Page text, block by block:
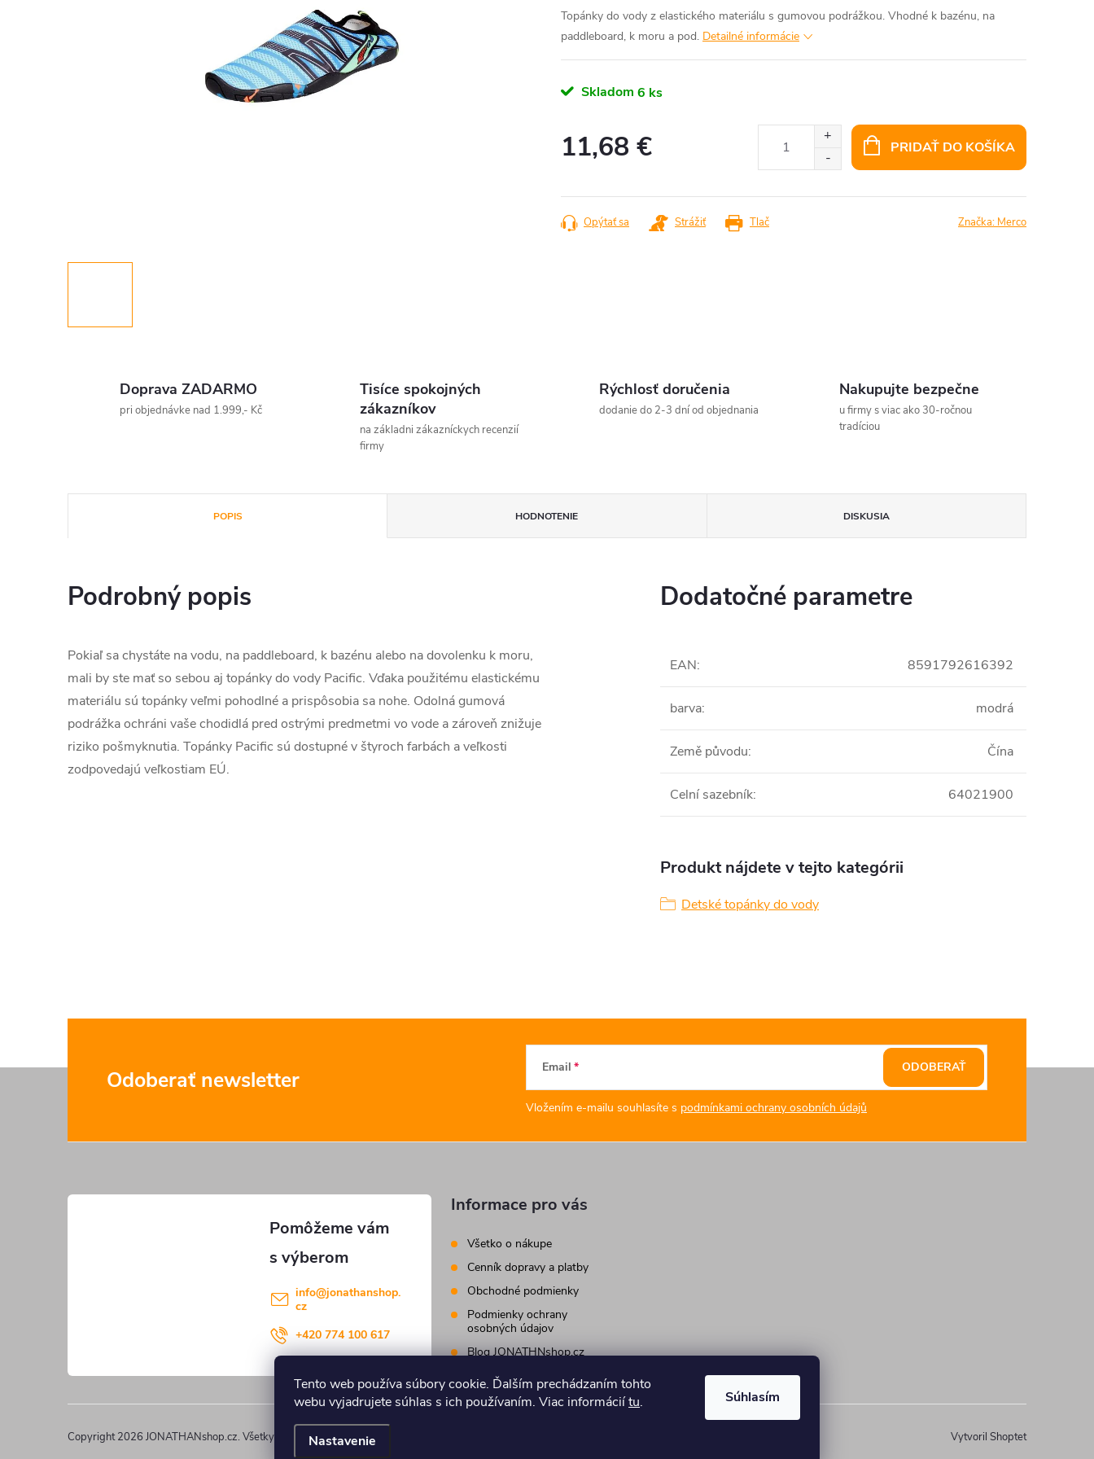
Tento web používa súbory cookie. Ďalším prechádzaním tohto
webu vyjadrujete súhlas s ich používaním. Viac informáciítu.
Nastavenie
Súhlasím
Topánky do vody z elastického materiálu s gumovou podrážkou. Vhodné k bazénu, na
paddleboard, k moru a pod. Detailné informácie
Skladom 6 ks
11,68 € PRIDAŤ DO KOŠÍKA
Tlač
Opýtať sa Strážiť Značka: Merco
Doprava ZADARMO
pri objednávke nad 1.999,- Kč
Tisíce spokojných
zákazníkov
na základni zákazníckych recenzií
firmy
Rýchlosť doručenia
dodanie do 2-3 dní od objednania
Nakupujte bezpečne
u firmy s viac ako 30-ročnou
tradíciou
POPIS HODNOTENIE DISKUSIA
Podrobný popis
Pokiaľ sa chystáte na vodu, na paddleboard, k bazénu alebo na dovolenku k moru,
mali by ste mať so sebou aj topánky do vody Pacific. Vďaka použitému elastickému
materiálu sú topánky veľmi pohodlné a prispôsobia sa nohe. Odolná gumová
podrážka ochráni vaše chodidlá pred ostrými predmetmi vo vode a zároveň znižuje
riziko pošmyknutia. Topánky Pacific sú dostupné v štyroch farbách a veľkosti
zodpovedajú veľkostiam EÚ.
Dodatočné parametre
EAN: 8591792616392
barva: modrá
Země původu: Čína
Celní sazebník: 64021900
Produkt nájdete v tejto kategórii
Detské topánky do vody
Odoberať newsletter Email
Vložením e-mailu souhlasíte s podmínkami ochrany osobních údajů
ODOBERAŤ
info@jonathanshop.
cz
+420 774 100 617
Informace pro vás
Všetko o nákupe
Cenník dopravy a platby
Obchodné podmienky
Podmienky ochrany
osobných údajov
Blog JONATHNshop.cz
Kontakty
Vytvoril Shoptet
Copyright 2026 JONATHANshop.cz. Všetky práva vyhradené.Upraviť nastavenie cookies